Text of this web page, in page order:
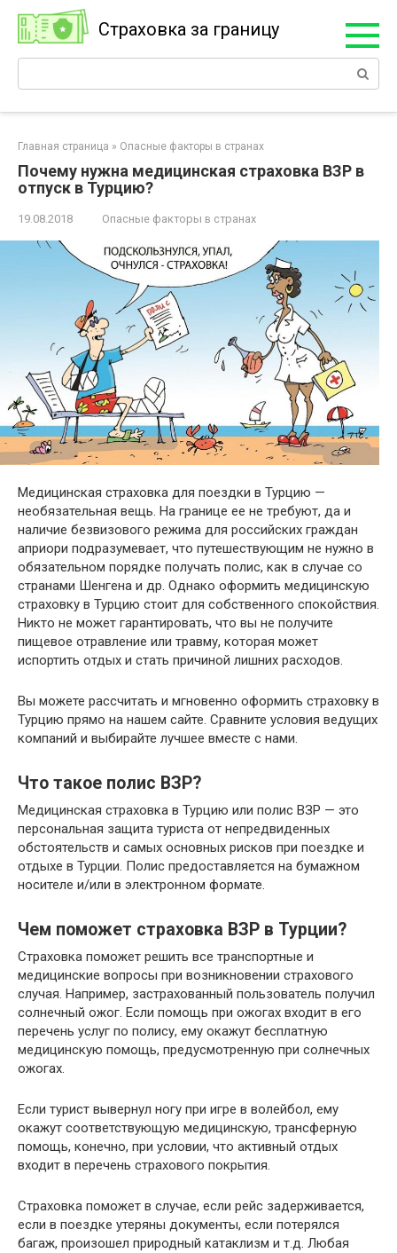
контенту
Страховка за границу
Главная страница » Опасные факторы в странах
Почему нужна медицинская страховка ВЗР в
отпуск в Турцию?
19.08.2018 Опасные факторы в странах
Медицинская страховка для поездки в Турцию —
необязательная вещь. На границе ее не требуют, да и
наличие безвизового режима для российских граждан
априори подразумевает, что путешествующим не нужно в
обязательном порядке получать полис, как в случае со
странами Шенгена и др. Однако оформить медицинскую
страховку в Турцию стоит для собственного спокойствия.
Никто не может гарантировать, что вы не получите
пищевое отравление или травму, которая может
испортить отдых и стать причиной лишних расходов.
Вы можете рассчитать и мгновенно оформить страховку в
Турцию прямо на нашем сайте. Сравните условия ведущих
компаний и выбирайте лучшее вместе с нами.
Что такое полис ВЗР?
Медицинская страховка в Турцию или полис ВЗР — это
персональная защита туриста от непредвиденных
обстоятельств и самых основных рисков при поездке и
отдыхе в Турции. Полис предоставляется на бумажном
носителе и/или в электронном формате.
Чем поможет страховка ВЗР в Турции?
Страховка поможет решить все транспортные и
медицинские вопросы при возникновении страхового
случая. Например, застрахованный пользователь получил
солнечный ожог. Если помощь при ожогах входит в его
перечень услуг по полису, ему окажут бесплатную
медицинскую помощь, предусмотренную при солнечных
ожогах.
Если турист вывернул ногу при игре в волейбол, ему
окажут соответствующую медицинскую, трансферную
помощь, конечно, при условии, что активный отдых
входит в перечень страхового покрытия.
Страховка поможет в случае, если рейс задерживается,
если в поездке утеряны документы, если потерялся
багаж, произошел природный катаклизм и т.д. Любая